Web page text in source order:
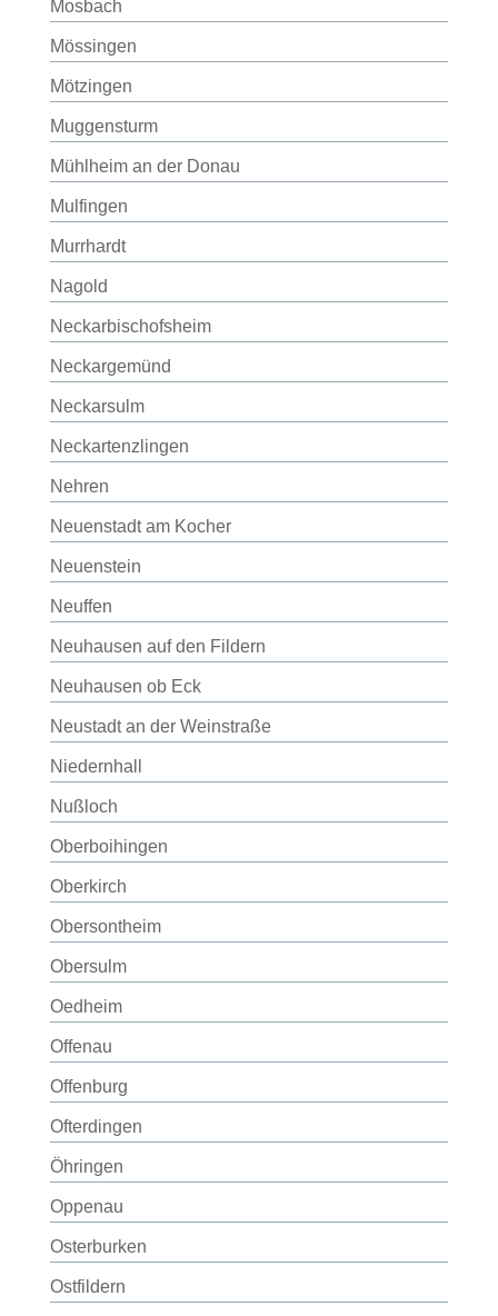
Mosbach
Mössingen
Mötzingen
Muggensturm
Mühlheim an der Donau
Mulfingen
Murrhardt
Nagold
Neckarbischofsheim
Neckargemünd
Neckarsulm
Neckartenzlingen
Nehren
Neuenstadt am Kocher
Neuenstein
Neuffen
Neuhausen auf den Fildern
Neuhausen ob Eck
Neustadt an der Weinstraße
Niedernhall
Nußloch
Oberboihingen
Oberkirch
Obersontheim
Obersulm
Oedheim
Offenau
Offenburg
Ofterdingen
Öhringen
Oppenau
Osterburken
Ostfildern